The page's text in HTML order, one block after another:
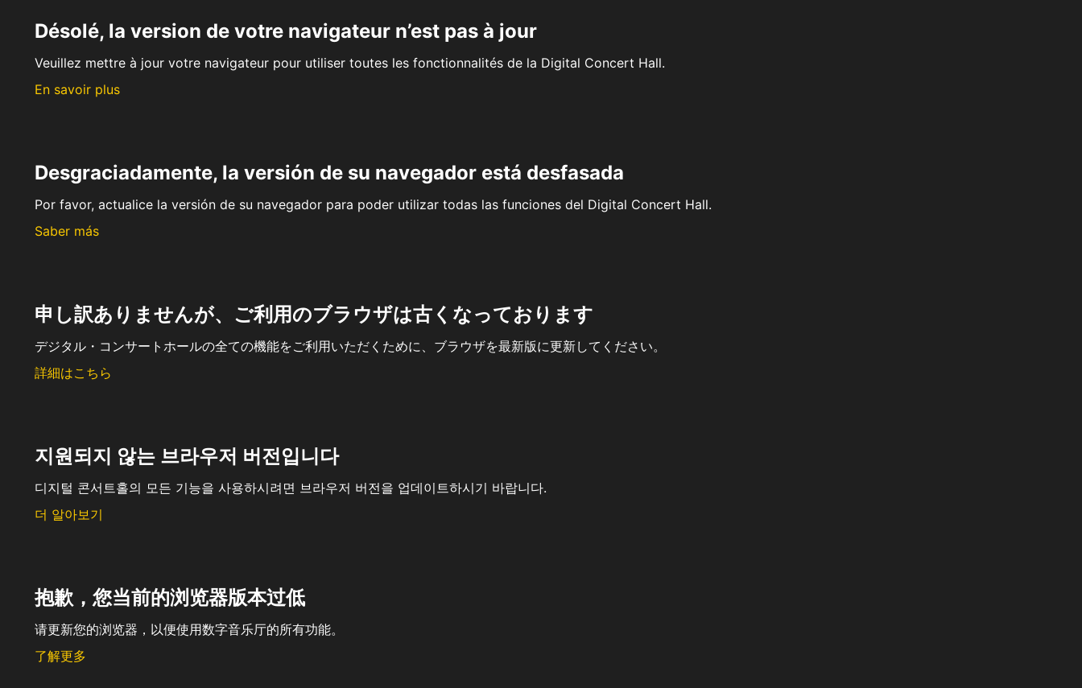
Désolé, la version de votre navigateur n’est pas à jour
Veuillez mettre à jour votre navigateur pour utiliser toutes les fonctionnalités de la Digital Concert Hall.
En savoir plus
Desgraciadamente, la versión de su navegador está desfasada
Por favor, actualice la versión de su navegador para poder utilizar todas las funciones del Digital Concert Hall.
Saber más
申し訳ありませんが、ご利用のブラウザは古くなっております
デジタル・コンサートホールの全ての機能をご利用いただくために、ブラウザを最新版に更新してください。
詳細はこちら
지원되지 않는 브라우저 버전입니다
디지털 콘서트홀의 모든 기능을 사용하시려면 브라우저 버전을 업데이트하시기 바랍니다.
더 알아보기
抱歉，您当前的浏览器版本过低
请更新您的浏览器，以便使用数字音乐厅的所有功能。
了解更多